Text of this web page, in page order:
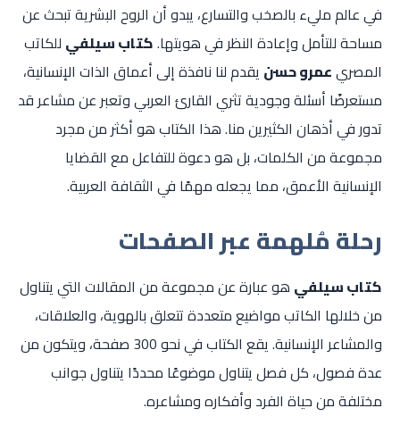
في عالم مليء بالصخب والتسارع، يبدو أن الروح البشرية تبحث عن
مساحة للتأمل وإعادة النظر في هويتها.كتاب سيلفي للكاتب
المصريعمرو حسن يقدم لنا نافذة إلى أعماق الذات الإنسانية،
مستعرضًا أسئلة وجودية تثري القارئ العربي وتعبر عن مشاعر قد
تدور في أذهان الكثيرين منا. هذا الكتاب هو أكثر من مجرد
مجموعة من الكلمات، بل هو دعوة للتفاعل مع القضايا
الإنسانية الأعمق، مما يجعله مهمًا في الثقافة العربية.
رحلة مُلهمة عبر الصفحات
كتاب سيلفي هو عبارة عن مجموعة من المقالات التي يتناول
من خلالها الكاتب مواضيع متعددة تتعلق بالهوية، والعلاقات،
والمشاعر الإنسانية. يقع الكتاب في نحو 300 صفحة، ويتكون من
عدة فصول، كل فصل يتناول موضوعًا محددًا يتناول جوانب
مختلفة من حياة الفرد وأفكاره ومشاعره.